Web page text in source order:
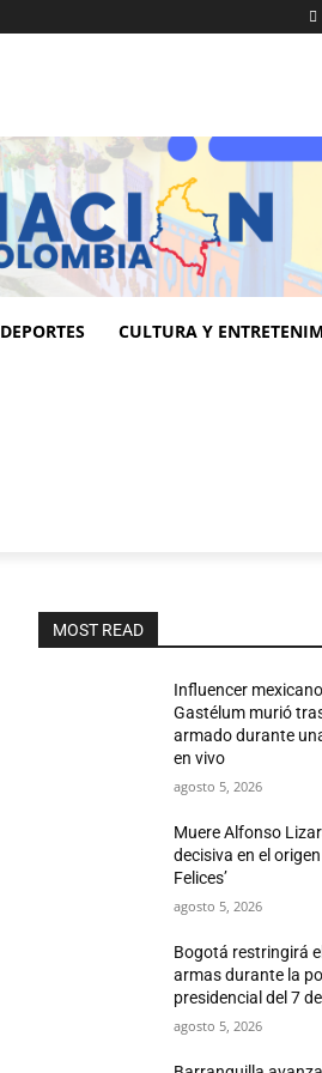
DEPORTES CULTURA Y
MOST READ
Influencer
Gastélum murió
armado durante
en vivo
agosto 5, 2026
Muere Alfonso
decisiva en el
Felices’
agosto 5, 2026
Bogotá restringirá
armas durante la
presidencial del 7
agosto 5, 2026